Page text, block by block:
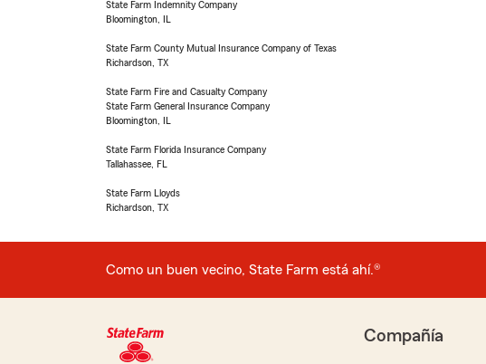
State Farm Indemnity Company
Bloomington, IL
State Farm County Mutual Insurance Company of Texas
Richardson, TX
State Farm Fire and Casualty Company
State Farm General Insurance Company
Bloomington, IL
State Farm Florida Insurance Company
Tallahassee, FL
State Farm Lloyds
Richardson, TX
Como un buen vecino, State Farm está ahí.®
Compañía